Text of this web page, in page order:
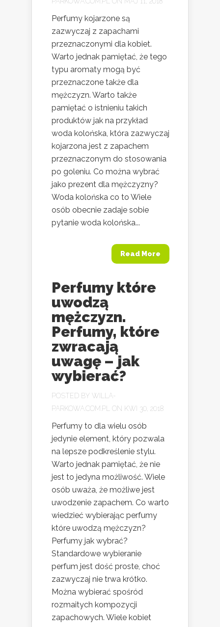
Perfumy kojarzone są
zazwyczaj z zapachami
przeznaczonymi dla kobiet.
Warto jednak pamiętać, że tego
typu aromaty mogą być
przeznaczone także dla
mężczyzn. Warto także
pamiętać o istnieniu takich
produktów jak na przykład
woda kolońska, która zazwyczaj
kojarzona jest z zapachem
przeznaczonym do stosowania
po goleniu. Co można wybrać
jako prezent dla mężczyzny?
Woda kolońska co to Wiele
osób obecnie zadaje sobie
pytanie woda kolońska...
Read More
Perfumy które
uwodzą
mężczyzn.
Perfumy, które
zwracają
uwagę – jak
wybierać?
POSTED BY WILLA-
PARKOWA.COM.PL
ON KWI 30, 2018
Perfumy to dla wielu osób
jedynie element, który pozwala
na lepsze podkreślenie stylu.
Warto jednak pamiętać, że nie
jest to jedyna możliwość. Wiele
osób uważa, że możliwe jest
uwodzenie zapachem. Co warto
wiedzieć wybierając perfumy
które uwodzą mężczyzn?
Perfumy jak wybrać?
Standardowe wybieranie
perfum jest dość proste, choć
zazwyczaj nie trwa krótko.
Można wybierać spośród
rozmaitych kompozycji
zapachowych. Wiele kobiet